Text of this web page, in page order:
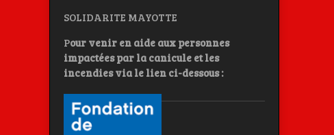
SOLIDARITE MAYOTTE
Pour venir en aide aux personnes
impactées par la canicule et les
incendies via le lien ci-dessous :